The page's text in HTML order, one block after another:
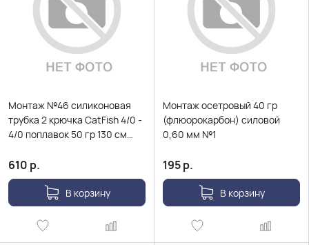
Монтаж №46 силиконовая
трубка 2 крючка CatFish 4/0 -
4/0 поплавок 50 гр 130 см
610 р.
В корзину
Монтаж осетровый 40 гр
(флюорокарбон) силовой
0,60 мм №1
195р.
В корзину